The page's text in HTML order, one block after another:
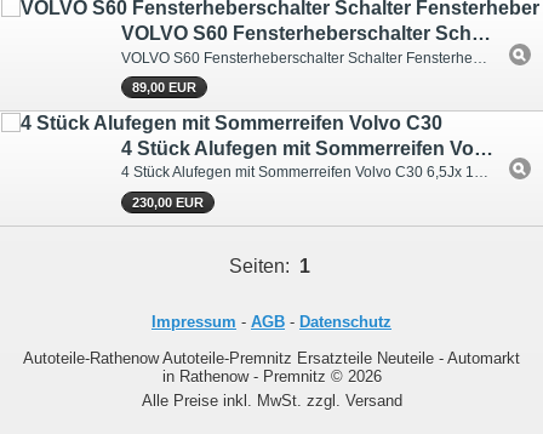
VOLVO S60 Fensterheberschalter Schalter Fensterheber 4-fach 31334346
89,00 EUR
4 Stück Alufegen mit Sommerreifen Volvo C30
4 Stück Alufegen mit Sommerreifen Volvo C30 6,5Jx 16x 52,5 Nr. BYOCC
230,00 EUR
Seiten: 1
Impressum - AGB - Datenschutz
Autoteile-Rathenow Autoteile-Premnitz Ersatzteile Neuteile - Automarkt
in Rathenow - Premnitz © 2026
Alle Preise inkl. MwSt. zzgl. Versand